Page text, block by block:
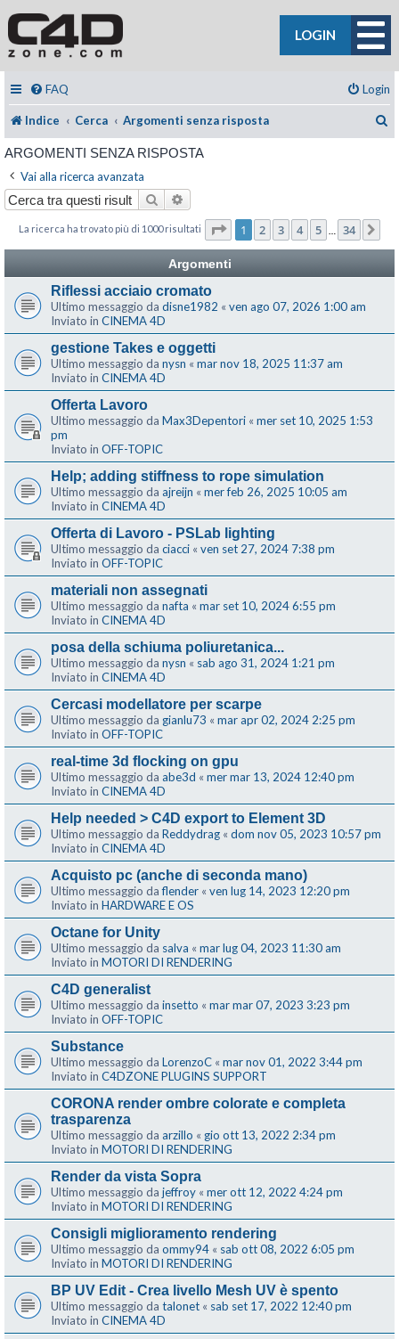
LOGIN
FAQ Login
Indice Cerca Argomenti senza risposta
ARGOMENTI SENZA RISPOSTA
Vai alla ricerca avanzata
Cerca
La ricerca ha trovato più di 1000 risultati Pagina di 34
1 2 3 4 5 34
Argomenti
Riflessi acciaio cromato
Ultimo messaggio da disne1982 « ven ago 07, 2026 1:00 am
Inviato in CINEMA 4D
gestione Takes e oggetti
Ultimo messaggio da nysn « mar nov 18, 2025 11:37 am
Inviato in CINEMA 4D
Offerta Lavoro
Ultimo messaggio da Max3Depentori « mer set 10, 2025 1:53
pm
Inviato in OFF-TOPIC
Help; adding stiffness to rope simulation
Ultimo messaggio da ajreijn « mer feb 26, 2025 10:05 am
Inviato in CINEMA 4D
Offerta di Lavoro - PSLab lighting
Ultimo messaggio da ciacci « ven set 27, 2024 7:38 pm
Inviato in OFF-TOPIC
materiali non assegnati
Ultimo messaggio da nafta « mar set 10, 2024 6:55 pm
Inviato in CINEMA 4D
posa della schiuma poliuretanica...
Ultimo messaggio da nysn « sab ago 31, 2024 1:21 pm
Inviato in CINEMA 4D
Cercasi modellatore per scarpe
Ultimo messaggio da gianlu73 « mar apr 02, 2024 2:25 pm
Inviato in OFF-TOPIC
real-time 3d flocking on gpu
Ultimo messaggio da abe3d « mer mar 13, 2024 12:40 pm
Inviato in CINEMA 4D
Help needed > C4D export to Element 3D
Ultimo messaggio da Reddydrag « dom nov 05, 2023 10:57 pm
Inviato in CINEMA 4D
Acquisto pc (anche di seconda mano)
Ultimo messaggio daflender « ven lug 14, 2023 12:20 pm
Inviato in HARDWARE E OS
Octane for Unity
Ultimo messaggio da salva « mar lug 04, 2023 11:30 am
Inviato in MOTORI DI RENDERING
C4D generalist
Ultimo messaggio da insetto « mar mar 07, 2023 3:23 pm
Inviato in OFF-TOPIC
Substance
Ultimo messaggio da LorenzoC « mar nov 01, 2022 3:44 pm
Inviato in C4DZONE PLUGINS SUPPORT
CORONA render ombre colorate e completa
trasparenza
Ultimo messaggio da arzillo « gio ott 13, 2022 2:34 pm
Inviato in MOTORI DI RENDERING
Render da vista Sopra
Ultimo messaggio da jeffroy « mer ott 12, 2022 4:24 pm
Inviato in MOTORI DI RENDERING
Consigli miglioramento rendering
Ultimo messaggio da ommy94 « sab ott 08, 2022 6:05 pm
Inviato in MOTORI DI RENDERING
BP UV Edit - Crea livello Mesh UV è spento
Ultimo messaggio da talonet « sab set 17, 2022 12:40 pm
Inviato in CINEMA 4D